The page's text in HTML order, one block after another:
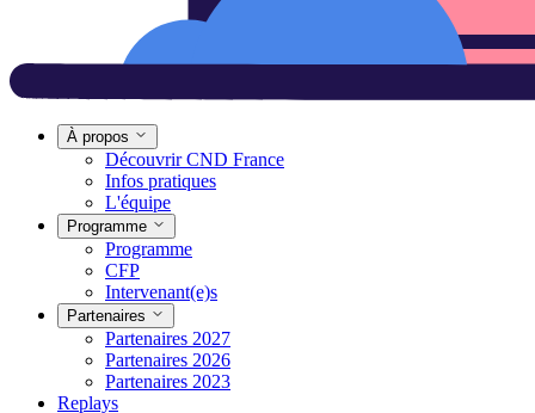
À propos
Découvrir CND France
Infos pratiques
L'équipe
Programme
Programme
CFP
Intervenant(e)s
Partenaires
Partenaires 2027
Partenaires 2026
Partenaires 2023
Replays